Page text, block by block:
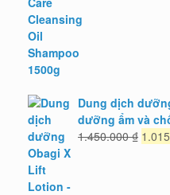
Dung dịch
dưỡng ẩm và
1.450.000₫ Giá